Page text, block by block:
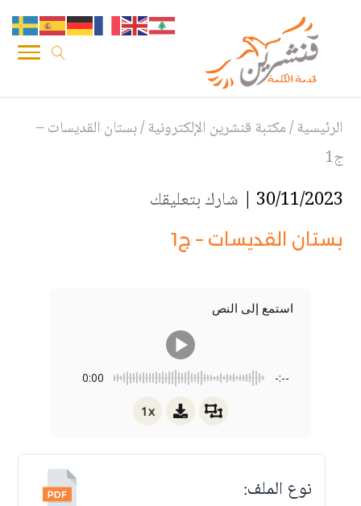
الرئيسية/مكتبة قنشرين الإلكترونية/بستان القديسات –
ج1
30/11/2023 | شارك بتعليقك
بستان القديسات – ج1
استمع إلى النص
0:00 -:--
1x
نوع الملف: